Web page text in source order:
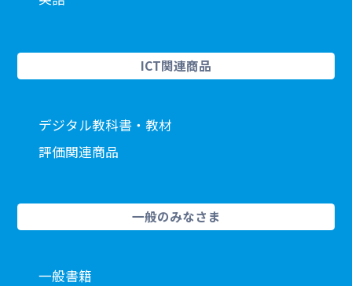
ICT関連商品
デジタル教科書・教材
評価関連商品
一般のみなさま
一般書籍